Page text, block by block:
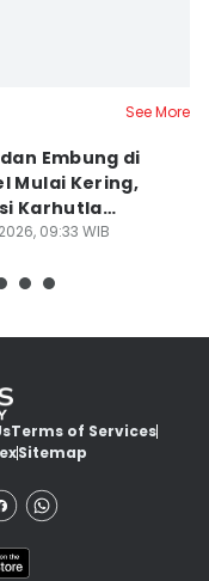
See More
Embung di
Mulai Kering,
Karhutla
09:33 WIB
Terms of Services
Sitemap